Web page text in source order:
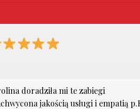
doradziła mi te zabiegi
jakością usługi i empatią